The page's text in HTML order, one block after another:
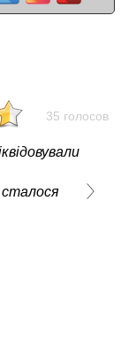
35 голосов
сталося